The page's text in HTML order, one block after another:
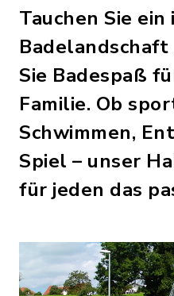
Tauchen Sie ein
Sie Badespaß
Familie. Ob
Schwimmen,
Spiel – unser
für jeden das